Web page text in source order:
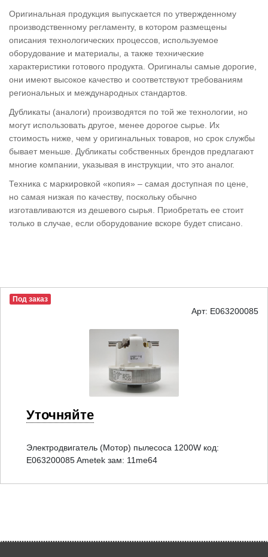
Оригинальная продукция выпускается по утвержденному
производственному регламенту, в котором размещены
описания технологических процессов, используемое
оборудование и материалы, а также технические
характеристики готового продукта. Оригиналы самые дорогие,
они имеют высокое качество и соответствуют требованиям
региональных и международных стандартов.
Дубликаты (аналоги) производятся по той же технологии, но
могут использовать другое, менее дорогое сырье. Их
стоимость ниже, чем у оригинальных товаров, но срок службы
бывает меньше. Дубликаты собственных брендов предлагают
многие компании, указывая в инструкции, что это аналог.
Техника с маркировкой «копия» – самая доступная по цене,
но самая низкая по качеству, поскольку обычно
изготавливаются из дешевого сырья. Приобретать ее стоит
только в случае, если оборудование вскоре будет списано.
Под заказ
Арт: E063200085
Уточняйте
Электродвигатель (Мотор) пылесоса 1200W код:
E063200085 Ametek зам: 11me64